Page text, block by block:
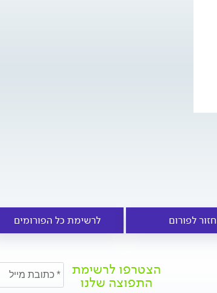
חזור לפורום לרשימת כל הפורומים
הצטרפו לרשימת
התפוצה שלנו